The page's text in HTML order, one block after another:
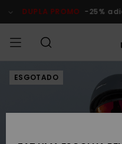
do
DUPLA PROMO -25%
HOMEM
MENINO
Shop
Surf
Neve
ESGOTADO